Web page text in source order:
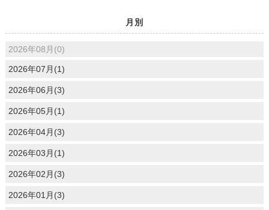
月別
2026年08月(0)
2026年07月(1)
2026年06月(3)
2026年05月(1)
2026年04月(3)
2026年03月(1)
2026年02月(3)
2026年01月(3)